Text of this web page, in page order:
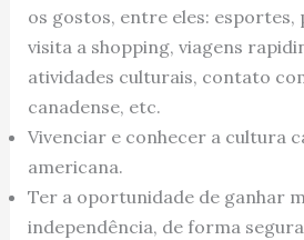
os gostos, entre eles: esportes,
visita a shopping, viagens
atividades culturais, contato
canadense, etc.
Vivenciar e conhecer a cultura
americana.
Ter a oportunidade de ganhar
independência, de forma